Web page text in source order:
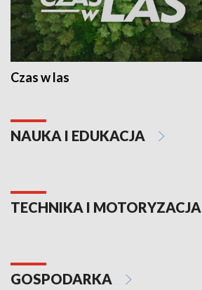
Czas w las
NAUKA I EDUKACJA
TECHNIKA I MOTORYZACJA
GOSPODARKA